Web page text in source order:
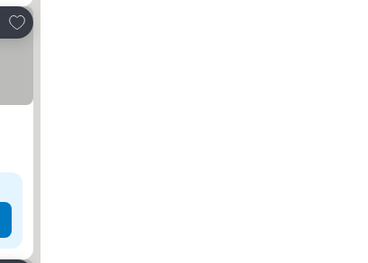
Añadir a favoritos